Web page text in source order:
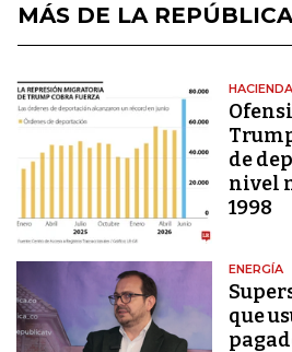
MÁS DE LA REPÚBLICA
HACIENDA
de
nivel
1998
ENERGÍA
que